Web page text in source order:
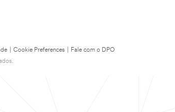
Cookie Preferences
Fale com o DPO